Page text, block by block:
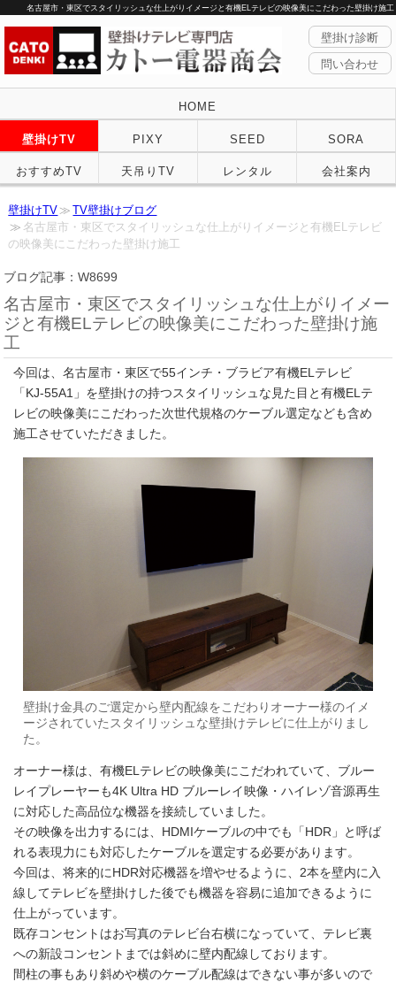
名古屋市・東区でスタイリッシュな仕上がりイメージと有機ELテレビの映像美にこだわった壁掛け施工
壁掛け診断
問い合わせ
HOME
壁掛けTV PIXY SEED SORA
おすすめTV 天吊りTV レンタル 会社案内
壁掛けTV
TV壁掛けブログ
名古屋市・東区でスタイリッシュな仕上がりイメージと有機ELテレビ
の映像美にこだわった壁掛け施工
ブログ記事：W8699
名古屋市・東区でスタイリッシュな仕上がりイメー
ジと有機ELテレビの映像美にこだわった壁掛け施
工
今回は、名古屋市・東区で55インチ・ブラビア有機ELテレビ
「KJ-55A1」を壁掛けの持つスタイリッシュな見た目と有機ELテ
レビの映像美にこだわった次世代規格のケーブル選定なども含め
施工させていただきました。
壁掛け金具のご選定から壁内配線をこだわりオーナー様のイメ
ージされていたスタイリッシュな壁掛けテレビに仕上がりまし
た。
オーナー様は、有機ELテレビの映像美にこだわれていて、ブルー
レイプレーヤーも4K Ultra HD ブルーレイ映像・ハイレゾ音源再生
に対応した高品位な機器を接続していました。
その映像を出力するには、HDMIケーブルの中でも「HDR」と呼ば
れる表現力にも対応したケーブルを選定する必要があります。
今回は、将来的にHDR対応機器を増やせるように、2本を壁内に入
線してテレビを壁掛けした後でも機器を容易に追加できるように
仕上がっています。
既存コンセントはお写真のテレビ台右横になっていて、テレビ裏
への新設コンセントまでは斜めに壁内配線しております。
間柱の事もあり斜めや横のケーブル配線はできない事が多いので